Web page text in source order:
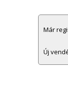
Már
Új